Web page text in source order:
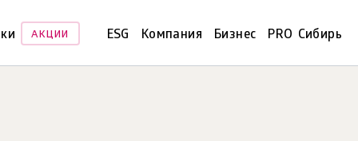
АКЦИИ ESG Компания Бизнес PRO Сибирь